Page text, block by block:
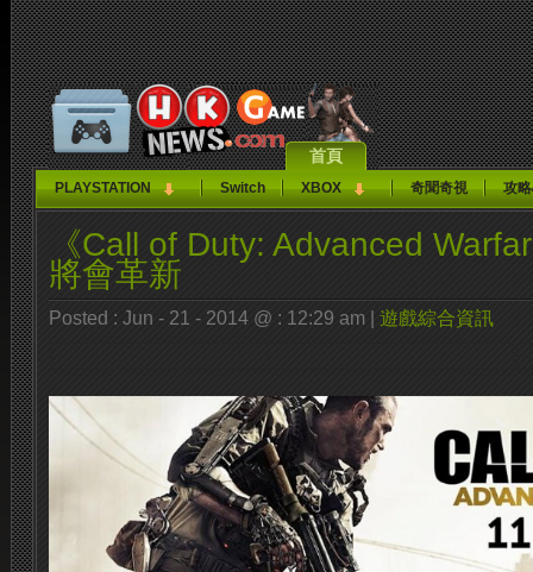
首頁
PLAYSTATION Switch XBOX 奇聞奇視 攻
《Call of Duty: Advanced
將會革新
Posted : Jun - 21 - 2014 @ : 12:29 am | 遊戲綜合資訊